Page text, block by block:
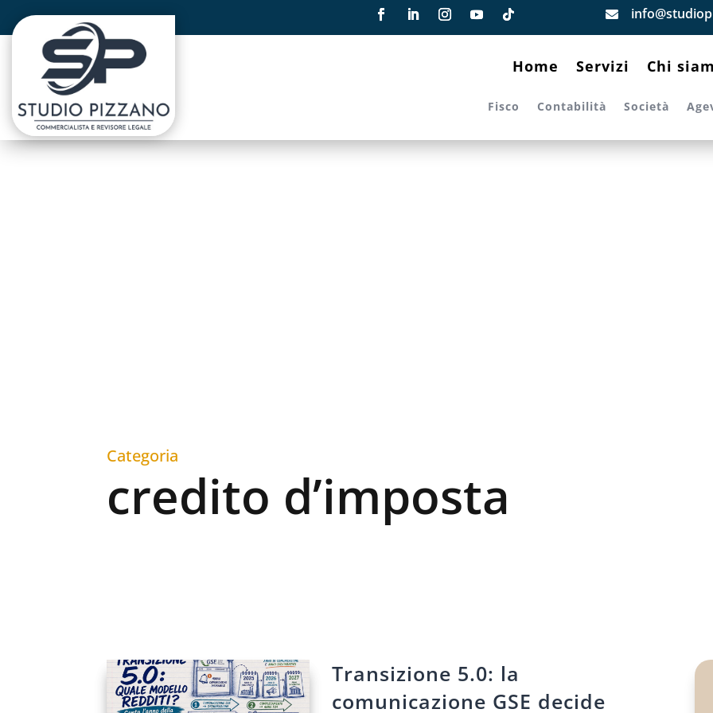

Home Servizi Chi
Fisco Contabilità Società
Categoria
credito d’imposta
Transizione 5.0: la
comunicazione GSE decide